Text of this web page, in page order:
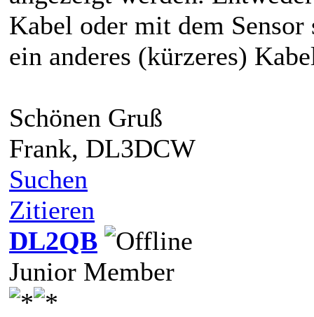
Kabel oder mit dem
ein anderes (kürzeres)
Schönen Gruß
Frank, DL3DCW
Suchen
Zitieren
DL2QB
Junior Member